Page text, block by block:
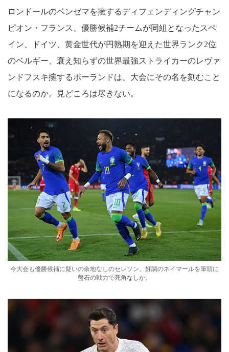
ロンドールのベンゼマを擁するディフェンディングチャン
ピオン・フランス、優勝候補2チームが同組となったスペ
イン、ドイツ、黄金世代が円熟期を迎えた世界ランク2位
のベルギー、衰え知らずの世界最強ストライカーのレヴァ
ンドフスキ擁するポーランドは、大会にその名を刻むこと
になるのか。見どころは尽きない。
今大会も優勝候補に疑いの余地なしのセレソン。好調のネイマールを筆頭に
盤石の戦力で死角なしか。